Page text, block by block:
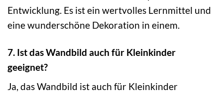
Entwicklung. Es ist ein wertvolles Lernmittel und
eine wunderschöne Dekoration in einem.
7. Ist das Wandbild auch für Kleinkinder
geeignet?
Ja, das Wandbild ist auch für Kleinkinder